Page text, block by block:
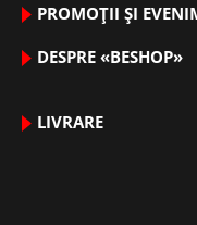
PROMOȚII ȘI
DESPRE «BESHOP»
LIVRARE